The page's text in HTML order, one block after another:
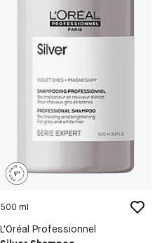
500 ml
L'Oréal Professionnel